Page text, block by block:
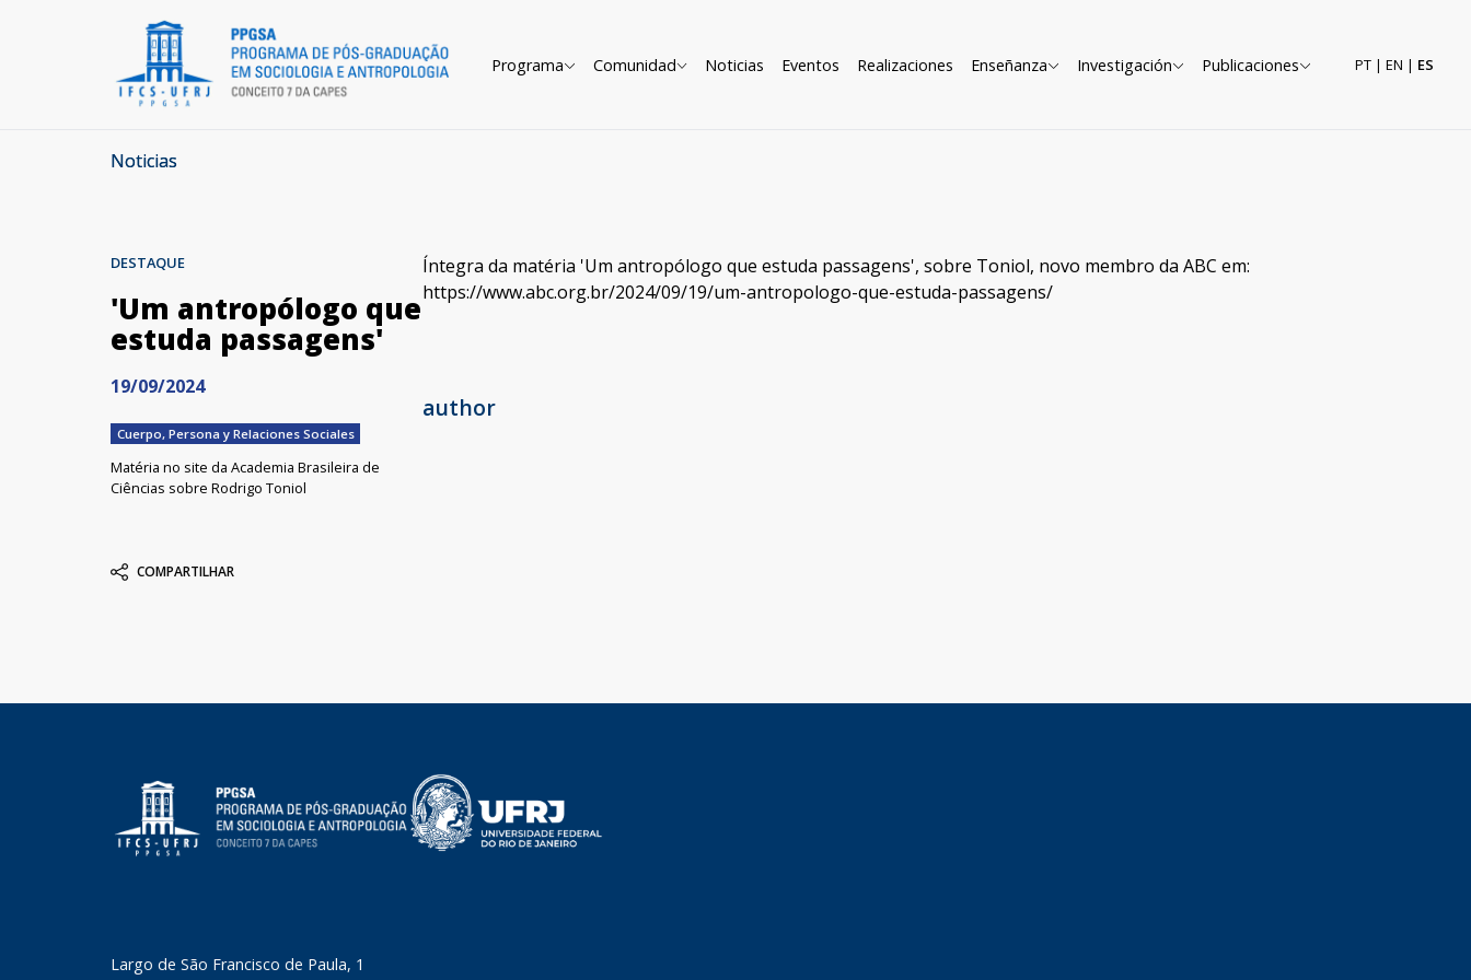
Programa Comunidad Noticias Eventos Realizaciones Enseñanza Investigación Publicaciones PT| EN | ES
Noticias
DESTAQUE
'Um antropólogo que
estuda passagens'
19/09/2024
Cuerpo, Persona y Relaciones Sociales
Matéria no site da Academia Brasileira de
Ciências sobre Rodrigo Toniol
COMPARTILHAR
Íntegra da matéria 'Um antropólogo que estuda passagens', sobre Toniol, novo membro da ABC em:
https://www.abc.org.br/2024/09/19/um-antropologo-que-estuda-passagens/
author
​Largo de São Francisco de Paula, 1